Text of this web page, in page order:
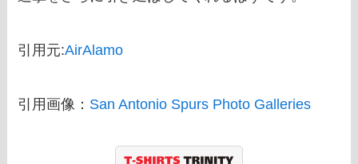
引用元:AirAlamo
引用画像： San Antonio Spurs Photo Galleries